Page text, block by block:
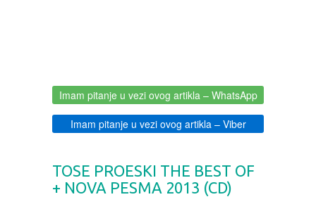
DRAMA
DUH I TELO
100% PRIRODNO
Imam pitanje u vezi ovog artikla– WhatsApp
Imam pitanje u vezi ovog artikla– Viber
TOSE PROESKI THE BEST OF
+ NOVA PESMA 2013 (CD)